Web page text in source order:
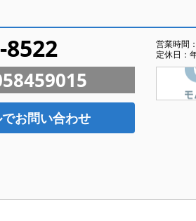
8522
営業時間
定休日：
お問い合わせ